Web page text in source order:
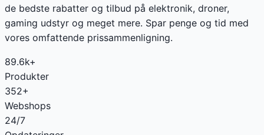
de bedste rabatter og tilbud på elektronik, droner,
gaming udstyr og meget mere. Spar penge og tid med
vores omfattende prissammenligning.
89.6k+
Produkter
352+
Webshops
24/7